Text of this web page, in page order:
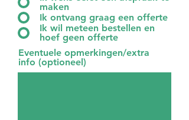
maken
Ik ontvang graag een offerte
Ik wil meteen bestellen en
hoef geen offerte
Eventuele opmerkingen/extra
info (optioneel)